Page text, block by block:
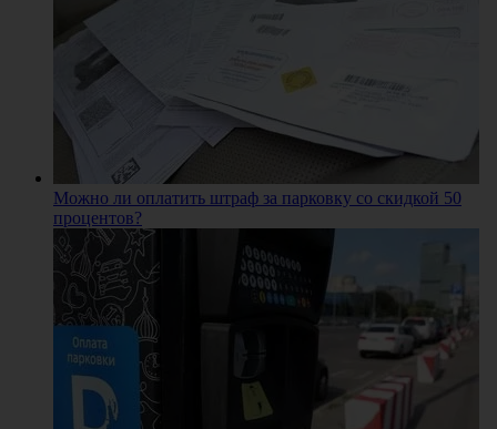
Можно ли оплатить штраф за парковку со скидкой 50
процентов?